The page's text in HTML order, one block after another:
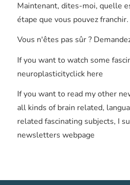
Maintenant, dites-moi, quelle
étape que vous pouvez franchir.
Vous n'êtes pas sûr ?
If you want to watch some
neuroplasticityclick here
If you want to read my other
all kinds of brain related,
related fascinating subjects, I
newsletters webpage